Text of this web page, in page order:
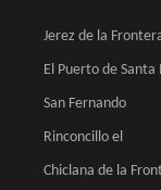
Jerez de la
El Puerto de Santa
San Fernando
Rinconcillo el
Chiclana de la